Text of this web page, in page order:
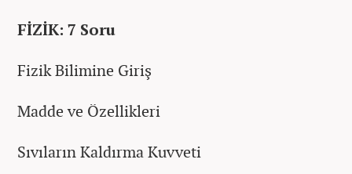
FİZİK: 7 Soru
Fizik Bilimine Giriş
Madde ve Özellikleri
Sıvıların Kaldırma Kuvveti